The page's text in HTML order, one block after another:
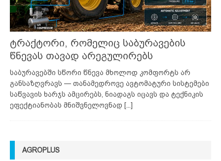
ტრაქტორი, რომელიც საბურავების
წნევას თავად არეგულირებს
საბურავებში სწორი წნევა მხოლოდ კომფორტს არ
განსაზღვრავს — თანამედროვე ავტომატური სისტემები
საწვავის ხარჯს ამცირებს, ნიადაგს იცავს და ტექნიკის
ეფექტიანობას მნიშვნელოვნად [...]
AGROPLUS